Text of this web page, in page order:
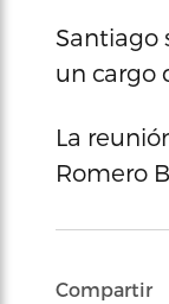
Santiago
un cargo
La
Romero
Compartir